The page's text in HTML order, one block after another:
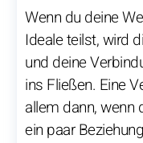
Wenn du deine
Ideale teilst, wird
und deine
ins Fließen. Eine
allem dann, wenn
ein paar